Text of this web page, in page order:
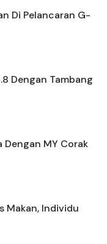
Di Pelancaran G-
Dengan Tambang
Dengan MY Corak
Makan, Individu